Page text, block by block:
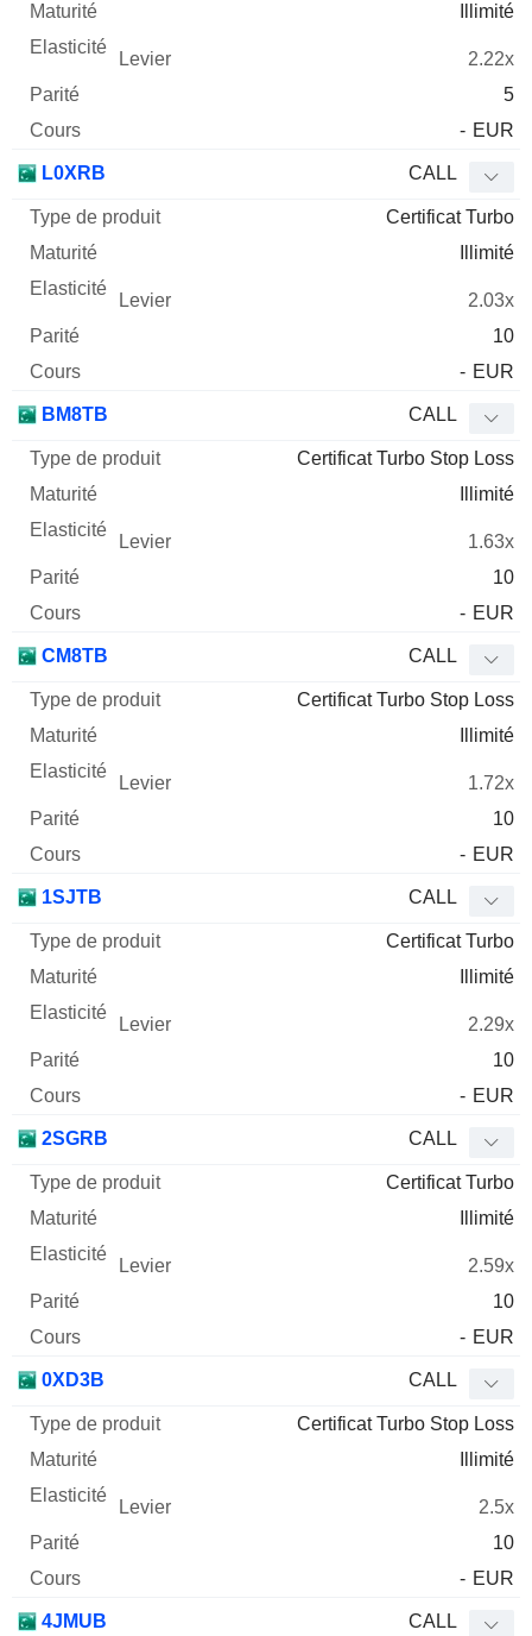
Illimité
2.22x
5
- EUR
L0XRB CALL
Certificat Turbo
Illimité
2.03x
10
- EUR
BM8TB CALL
Certificat Turbo Stop Loss
Illimité
1.63x
10
- EUR
CM8TB CALL
Certificat Turbo Stop Loss
Illimité
1.72x
10
- EUR
1SJTB CALL
Certificat Turbo
Illimité
2.29x
10
- EUR
2SGRB CALL
Certificat Turbo
Illimité
2.59x
10
- EUR
0XD3B CALL
Certificat Turbo Stop Loss
Illimité
2.5x
10
- EUR
4JMUB CALL